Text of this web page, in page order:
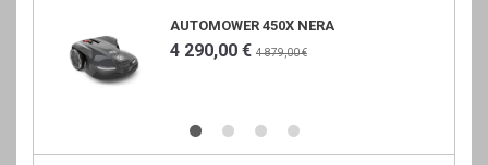
AUTOMOWER 450X NERA
4 290,00 € 4 879,00 €